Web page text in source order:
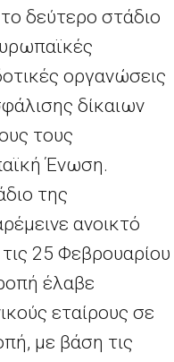
δεύτερο στάδιο
οργανώσεις
δίκαιων
τους
Ένωση.
της
ανοικτό
25 Φεβρουαρίου
έλαβε
εταίρους σε
με βάση τις